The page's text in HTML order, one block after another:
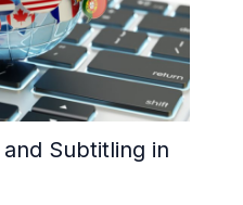
Subtitling in